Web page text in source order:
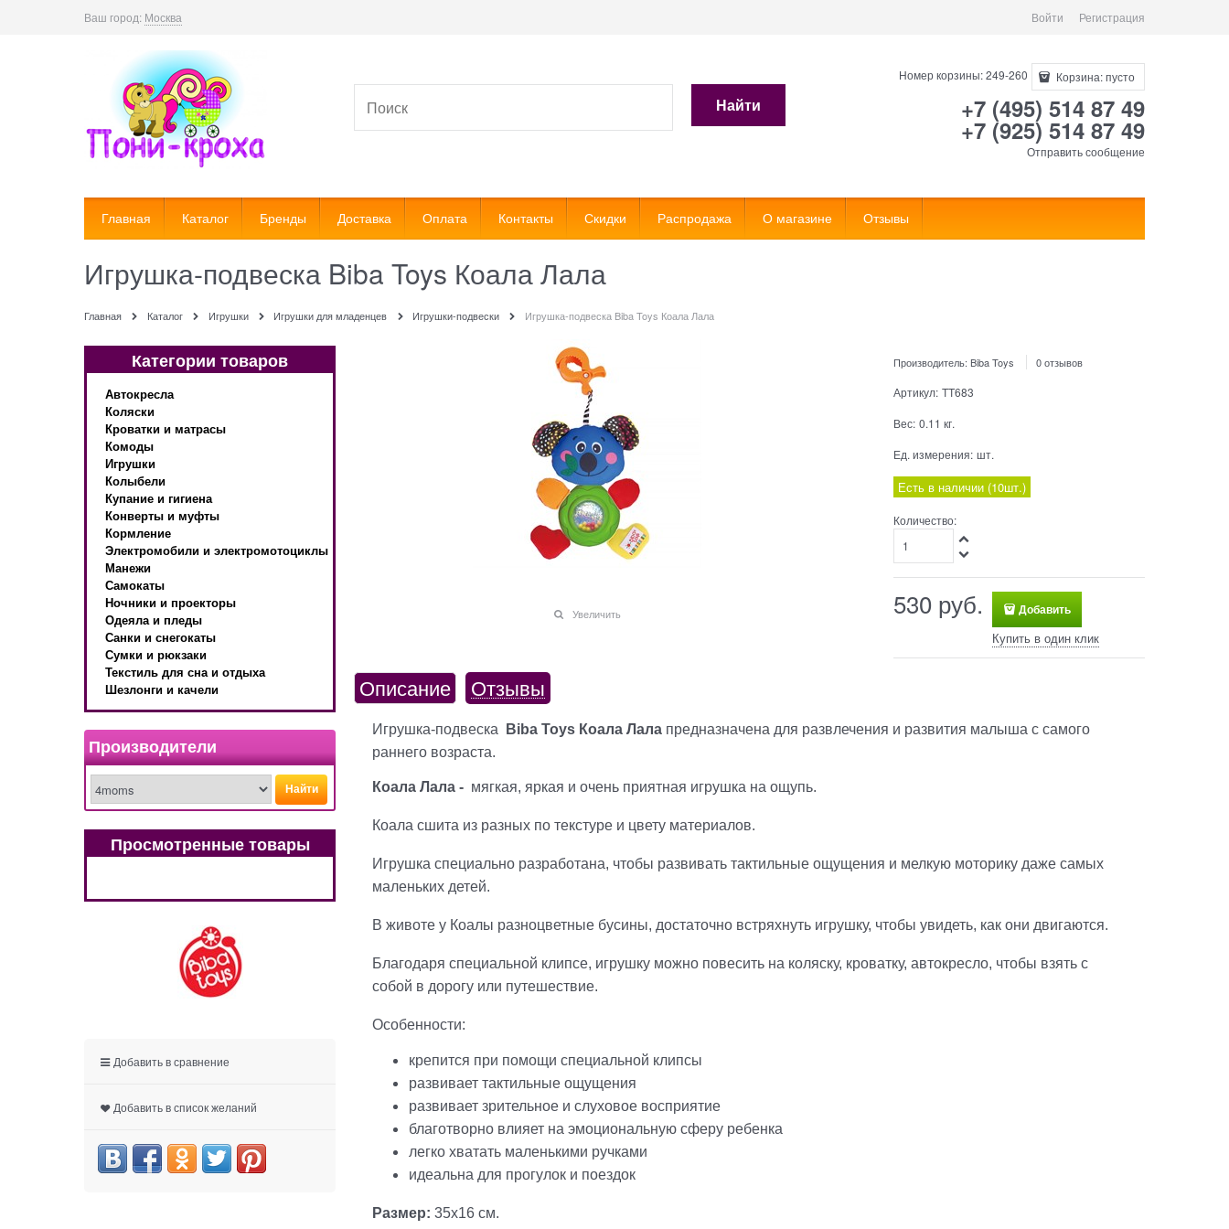
Ваш город: Москва Войти Регистрация
Найти
Номер корзины: 249-260 Корзина:пусто
+7 (495) 514 87 49
+7 (925) 514 87 49
Отправить сообщение
Главная Каталог Бренды Доставка Оплата Контакты Скидки Распродажа О магазине Отзывы
Игрушка-подвеска Biba Toys Коала Лала
Главная Каталог Игрушки Игрушки для младенцев Игрушки-подвески Игрушка-подвеска Biba Toys Коала Лала
Категории товаров
Автокресла
Коляски
Кроватки и матрасы
Комоды
Игрушки
Колыбели
Купание и гигиена
Конверты и муфты
Кормление
Электромобили и электромотоциклы
Манежи
Самокаты
Ночники и проекторы
Одеяла и пледы
Санки и снегокаты
Сумки и рюкзаки
Текстиль для сна и отдыха
Шезлонги и качели
Производители
Найти
Просмотренные товары
Добавить в сравнение
Добавить в список желаний
Увеличить
Производитель: Biba Toys 0 отзывов
Артикул: TT683
Вес: 0.11 кг.
Ед. измерения: шт.
Есть в наличии (10шт.)
Количество:
530 руб. Добавить
Купить в один клик
Описание Отзывы
Игрушка-подвеска Biba Toys Коала Лала предназначена для развлечения и развития малыша с самого
раннего возраста.
Коала Лала - мягкая, яркая и очень приятная игрушка на ощупь.
Коала сшита из разных по текстуре и цвету материалов.
Игрушка специально разработана, чтобы развивать тактильные ощущения и мелкую моторику даже самых
маленьких детей.
В животе у Коалы разноцветные бусины, достаточно встряхнуть игрушку, чтобы увидеть, как они двигаются.
Благодаря специальной клипсе, игрушку можно повесить на коляску, кроватку, автокресло, чтобы взять с
собой в дорогу или путешествие.
Особенности:
крепится при помощи специальной клипсы
развивает тактильные ощущения
развивает зрительное и слуховое восприятие
благотворно влияет на эмоциональную сферу ребенка
легко хватать маленькими ручками
идеальна для прогулок и поездок
Размер: 35х16 см.